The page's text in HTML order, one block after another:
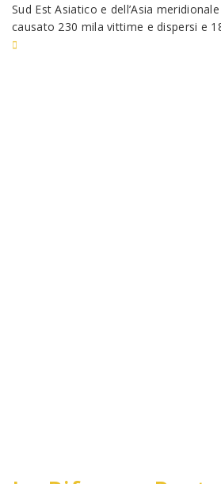
Sud Est Asiatico e dell’Asia
causato 230 mila vittime e dispersi e